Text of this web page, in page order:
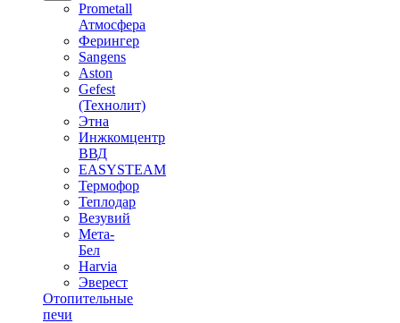
Prometall
Атмосфера
Ферингер
Sangens
Aston
Gefest
(Технолит)
Этна
Инжкомцентр
ВВД
EASYSTEAM
Термофор
Теплодар
Везувий
Мета-
Бел
Harvia
Эверест
Отопительные
печи